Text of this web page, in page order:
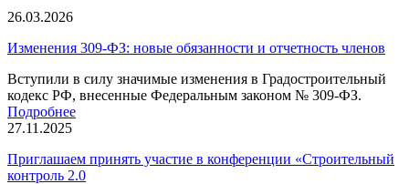
26.03.2026
Изменения 309-ФЗ: новые обязанности и отчетность членов
Вступили в силу значимые изменения в Градостроительный
кодекс РФ, внесенные Федеральным законом № 309-ФЗ.
Подробнее
27.11.2025
Приглашаем принять участие в конференции «Строительный
контроль 2.0